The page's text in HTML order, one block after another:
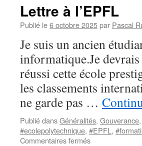
Lettre à l’EPFL
Publié le6 octobre 2025par Pascal
Je suis un ancien
informatique.Je
réussi cette école
les classements
ne garde pas …
Publié dansGénéralités, Gouverance,
#ecolepolytechnique, #EPFL ,
Commentaires ferméssur